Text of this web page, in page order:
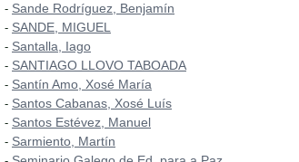
- Sande Rodríguez, Benjamín
- SANDE, MIGUEL
- Santalla, Iago
- SANTIAGO LLOVO TABOADA
- Santín Amo, Xosé María
- Santos Cabanas, Xosé Luís
- Santos Estévez, Manuel
- Sarmiento, Martín